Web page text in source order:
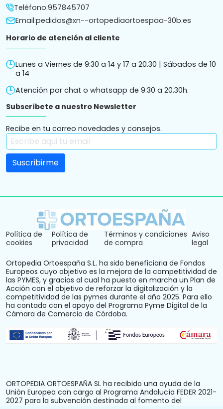
Teléfono:957845707
Email:pedidos@xn--ortopediaortoespaa-30b.es
Horario de atención al cliente
Lunes a Viernes de 9:30 a 14 y 17 a 20.30 | Sábados de 10
a 14
Atención por chat o whatsapp de 9:30 a 20.30h.
Subscríbete a nuestro Newsletter
Recibe en tu correo novedades y consejos.
Política de
cookies
Política de
privacidad
Términos y condiciones
de compra
Aviso
legal
Ortopedia Ortoespaña S.L. ha sido beneficiaria de Fondos
Europeos cuyo objetivo es la mejora de la competitividad de
las PYMES, y gracias al cual ha puesto en marcha un Plan de
Acción con el objetivo de reforzar la digitalización y la
competitividad de las pymes durante el año 2025. Para ello
ha contado con el apoyo del Programa Pyme Digital de la
Cámara de Comercio de Córdoba.
ORTOPEDIA ORTOESPAÑA SL ha recibido una ayuda de la
Unión Europea con cargo al Programa Andalucía FEDER 2021-
2027 para la subvención destinada al fomento del